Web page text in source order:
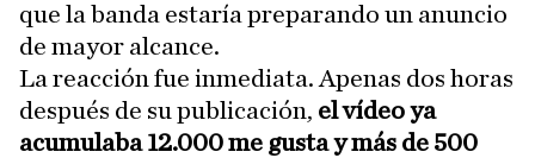
que la banda estaría preparando un anuncio
de mayor alcance.
La reacción fue inmediata. Apenas dos horas
después de su publicación, el vídeo ya
acumulaba 12.000 me gusta y más de 500